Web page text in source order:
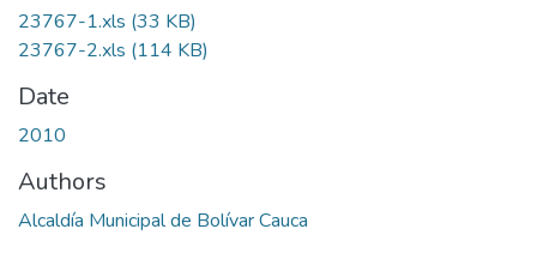
23767-1.xls (33 KB)
23767-2.xls (114 KB)
Date
2010
Authors
Alcaldía Municipal de Bolívar Cauca